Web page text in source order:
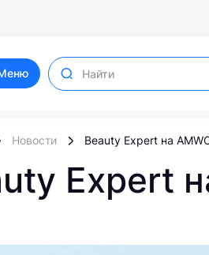
Новости Beauty Expert на
Expert